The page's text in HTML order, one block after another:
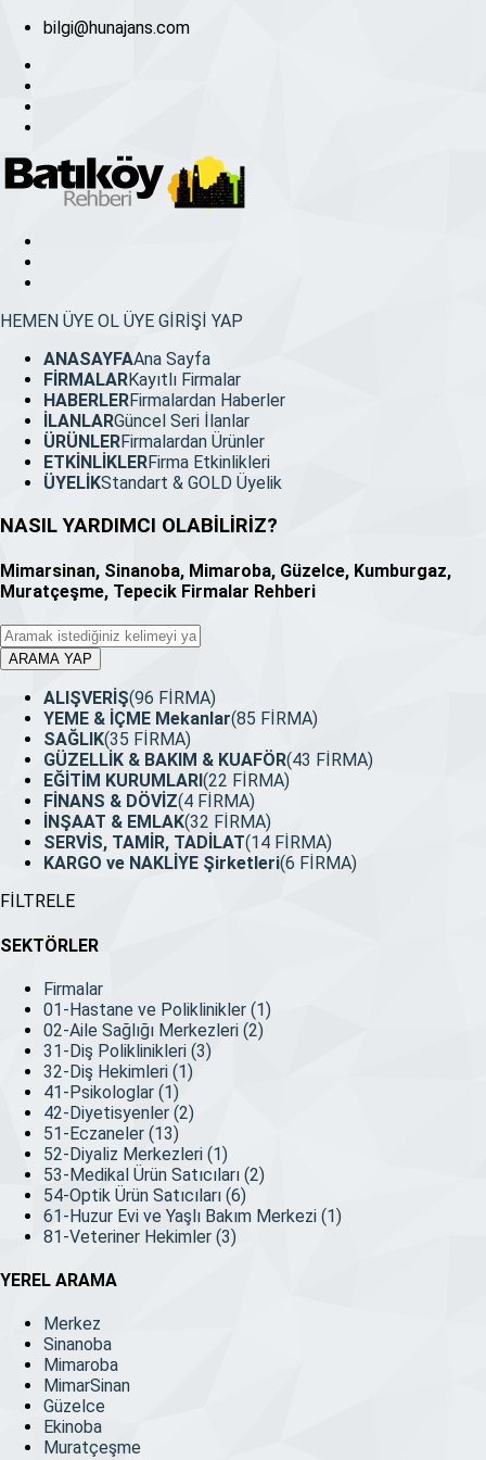
bilgi@hunajans.com
HEMEN ÜYE OL ÜYE GİRİŞİ YAP
ANASAYFAAna Sayfa
FİRMALARKayıtlı Firmalar
HABERLERFirmalardan Haberler
İLANLARGüncel Seri İlanlar
ÜRÜNLERFirmalardan Ürünler
ETKİNLİKLERFirma Etkinlikleri
ÜYELİKStandart & GOLD Üyelik
NASIL YARDIMCI OLABİLİRİZ?
Mimarsinan, Sinanoba, Mimaroba, Güzelce, Kumburgaz,
Muratçeşme, Tepecik Firmalar Rehberi
ARAMA YAP
ALIŞVERİŞ(96 FİRMA)
YEME & İÇME Mekanlar(85 FİRMA)
SAĞLIK(35 FİRMA)
GÜZELLİK & BAKIM & KUAFÖR(43 FİRMA)
EĞİTİM KURUMLARI (22 FİRMA)
FİNANS & DÖVİZ(4 FİRMA)
İNŞAAT & EMLAK(32 FİRMA)
SERVİS, TAMİR, TADİLAT(14 FİRMA)
KARGO ve NAKLİYE Şirketleri(6 FİRMA)
FİLTRELE
SEKTÖRLER
Firmalar
01-Hastane ve Poliklinikler (1)
02-Aile Sağlığı Merkezleri (2)
31-Diş Poliklinikleri (3)
32-Diş Hekimleri (1)
41-Psikologlar (1)
42-Diyetisyenler (2)
51-Eczaneler (13)
52-Diyaliz Merkezleri (1)
53-Medikal Ürün Satıcıları (2)
54-Optik Ürün Satıcıları (6)
61-Huzur Evi ve Yaşlı Bakım Merkezi (1)
81-Veteriner Hekimler (3)
YEREL ARAMA
Merkez
Sinanoba
Mimaroba
MimarSinan
Güzelce
Ekinoba
Muratçeşme